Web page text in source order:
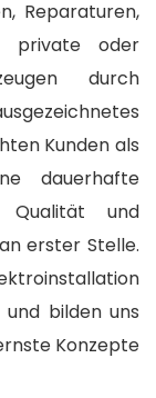
Reparaturen,
private oder
durch
Kunden als
dauerhafte
Qualität und
erster Stelle.
bilden uns
Konzepte